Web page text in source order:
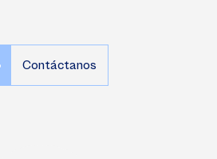
Contáctanos